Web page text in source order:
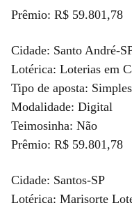
Prêmio: R$ 59.801,78
Cidade: Santo André-
Lotérica: Loterias em
Tipo de aposta: Simples
Modalidade: Digital
Teimosinha: Não
Prêmio: R$ 59.801,78
Cidade: Santos-SP
Lotérica: Marisorte